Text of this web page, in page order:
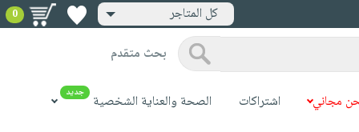
كل المتاجر 0
بحث متقدم
مجاني اشتراكات الصحة والعناية الشخصية جديد